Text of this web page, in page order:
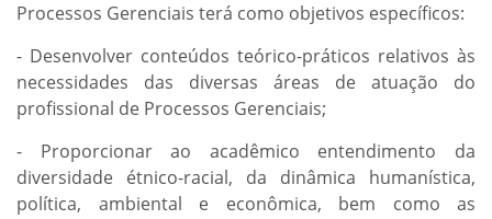
Processos Gerenciais terá como objetivos específicos:
- Desenvolver conteúdos teórico-práticos relativos às
necessidades das diversas áreas de atuação do
profissional de Processos Gerenciais;
- Proporcionar ao acadêmico entendimento da
diversidade étnico-racial, da dinâmica humanística,
política, ambiental e econômica, bem como as